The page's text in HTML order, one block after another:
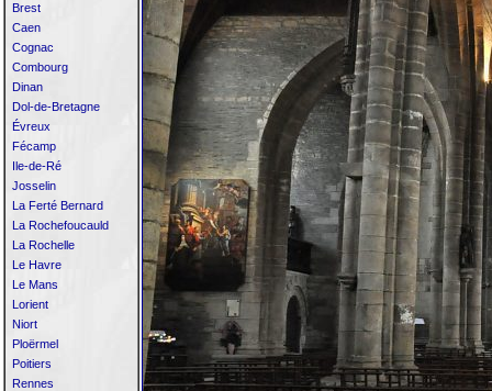
Brest
Caen
Cognac
Combourg
Dinan
Dol-de-Bretagne
Évreux
Fécamp
Ile-de-Ré
Josselin
La Ferté Bernard
La Rochefoucauld
La Rochelle
Le Havre
Le Mans
Lorient
Niort
Ploërmel
Poitiers
Rennes